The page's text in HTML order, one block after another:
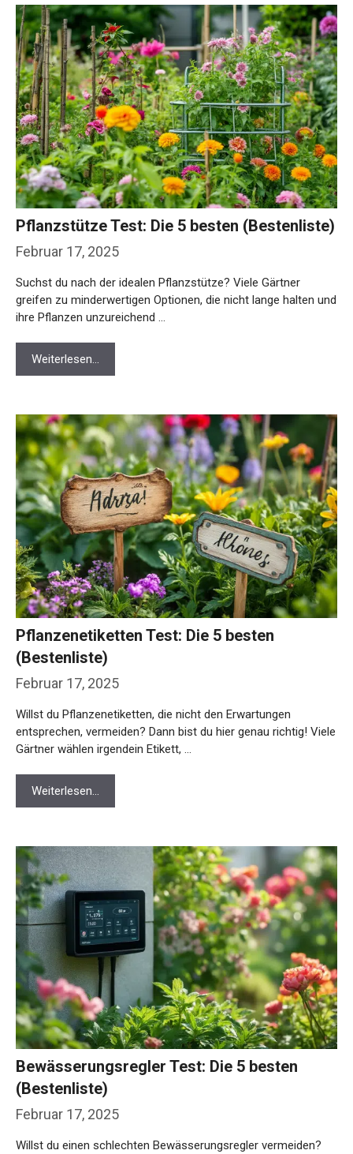
Februar 17, 2025
Pflanzstütze Test: Die 5 besten (Bestenliste)
Suchst du nach der idealen Pflanzstütze? Viele Gärtner
greifen zu minderwertigen Optionen, die nicht lange halten und
ihre Pflanzen unzureichend …
Weiterlesen…
Februar 17, 2025
Pflanzenetiketten Test: Die 5 besten
(Bestenliste)
Willst du Pflanzenetiketten, die nicht den Erwartungen
entsprechen, vermeiden? Dann bist du hier genau richtig! Viele
Gärtner wählen irgendein Etikett, …
Weiterlesen…
Februar 17, 2025
Bewässerungsregler Test: Die 5 besten
(Bestenliste)
Willst du einen schlechten Bewässerungsregler vermeiden?